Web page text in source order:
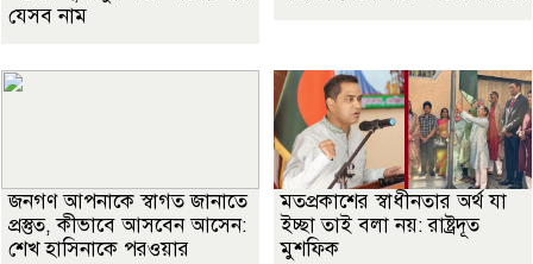
যেসব নাম
জনগণ আপনাকে স্বাগত জানাতে
প্রস্তুত, কীভাবে আসবেন আসেন:
শেখ হাসিনাকে পরওয়ার
মতপ্রকাশের স্বাধীনতার অর্থ যা
ইচ্ছা তাই বলা নয়: রাষ্ট্রদূত
মুশফিক